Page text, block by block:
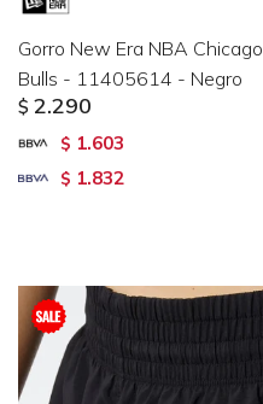
Gorro New Era NBA Chicago
Bulls - 11405614 - Negro
$ 2.290
$ 1.603
$ 1.832